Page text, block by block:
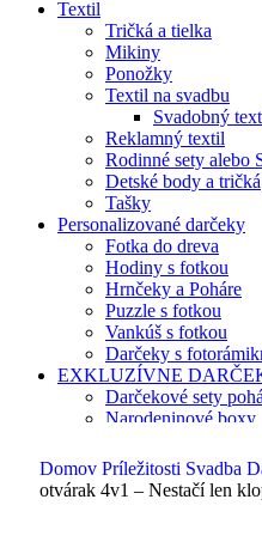
Textil
Tričká a tielka
Mikiny
Ponožky
Textil na svadbu
Svadobný
Reklamný textil
Rodinné sety alebo
Detské body a tričká
Tašky
Personalizované darčeky
Fotka do dreva
Hodiny s fotkou
Hrnčeky a Poháre
Puzzle s fotkou
Vankúš s fotkou
Darčeky s
EXKLUZÍVNE
Darčekové sety
Narodeninové boxy
Domov Príležitosti Svadba
otvárak 4v1 – Nestačí len